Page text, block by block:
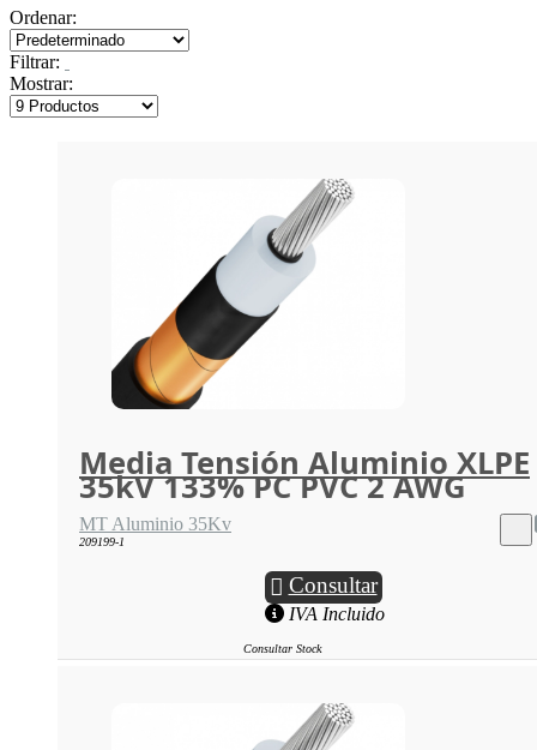
Ordenar:
Filtrar:
Mostrar:
Media Tensión Aluminio XLPE
35kV 133% PC PVC 2 AWG
MT Aluminio 35Kv
209199-1
Consultar
IVA Incluido
Consultar Stock